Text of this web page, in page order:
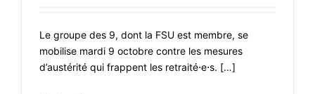
Le groupe des 9, dont la FSU est membre, se
mobilise mardi 9 octobre contre les mesures
d’austérité qui frappent les retraité⋅e⋅s. […]